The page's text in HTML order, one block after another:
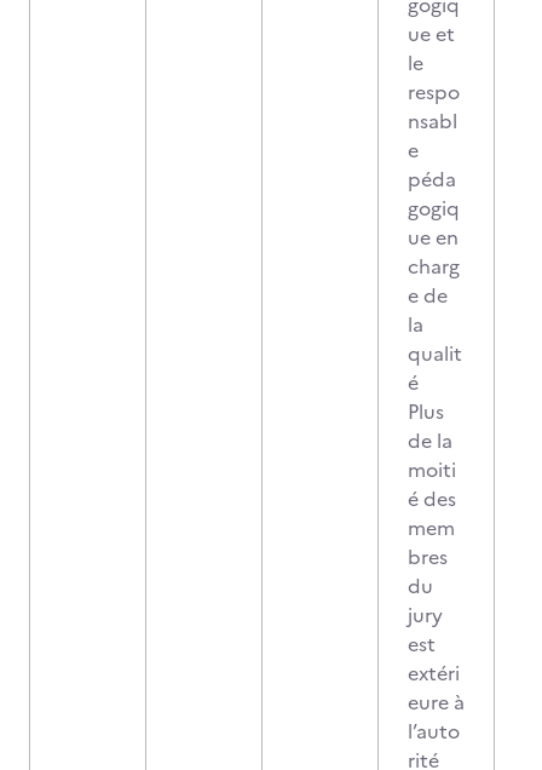
ue et
le
respo
nsabl
e
péda
gogiq
ue en
charg
e de
la
qualit
é
Plus
de la
moiti
é des
mem
bres
du
jury
est
extéri
eure à
l’auto
rité